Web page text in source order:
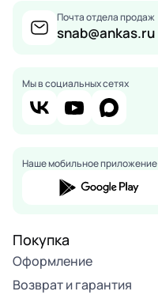
Почта отдела продаж
snab@ankas.ru
Мы в социальных сетях
Наше мобильное приложение
Покупка
Оформление
Возврат и гарантия